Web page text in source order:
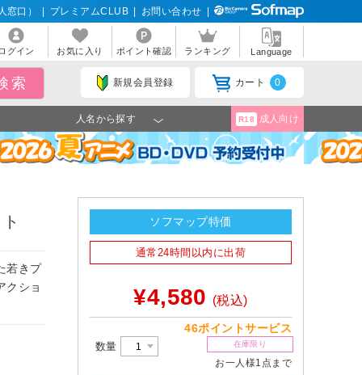
窓口） プレミアムCLUB お問い合わせ
ログイン お気に入り ポイント確認 ランキング Language
新規会員登録 カート 0
人名から探す R18 成人向け
若きプ
クショ
ソフマップ特価
通常24時間以内に出荷
¥4,580 (税込)
46ポイントサービス
数量 在庫限り
お一人様1点まで